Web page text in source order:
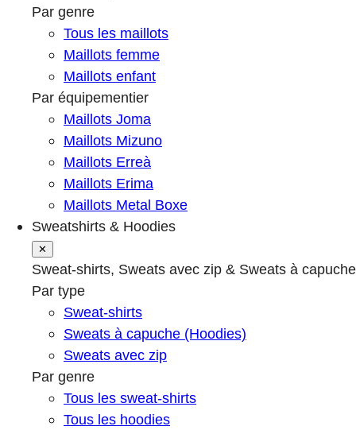
Par genre
Tous les maillots
Maillots femme
Maillots enfant
Par équipementier
Maillots Joma
Maillots Mizuno
Maillots Erreà
Maillots Erima
Maillots Metal Boxe
Sweatshirts & Hoodies
✕
Sweat-shirts, Sweats avec zip & Sweats à capuche
Par type
Sweat-shirts
Sweats à capuche (Hoodies)
Sweats avec zip
Par genre
Tous les sweat-shirts
Tous les hoodies